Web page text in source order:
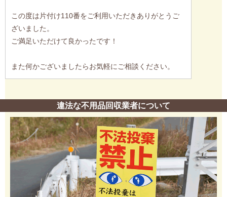
この度は片付け110番をご利用いただきありがとうご
ざいました。
ご満足いただけて良かったです！
また何かございましたらお気軽にご相談ください。
違法な不用品回収業者について